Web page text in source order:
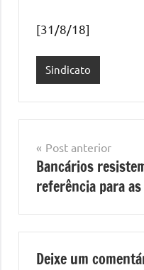
[31/8/18]
Sindicato
Navegação
de
Post
Post anterior
Bancários
referência para
Deixe um